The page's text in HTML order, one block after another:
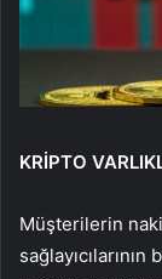
KRİPTO
Müşterilerin